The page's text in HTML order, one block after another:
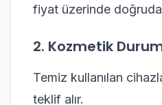
fiyat üzerinde
2. Kozmetik
Temiz kullanılan
teklif alır.